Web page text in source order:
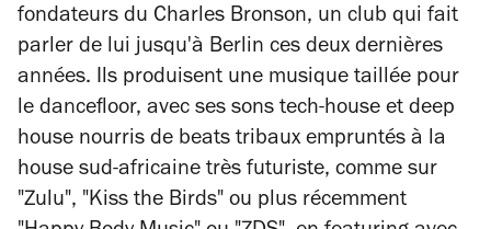
fondateurs du Charles Bronson, un club qui fait
parler de lui jusqu'à Berlin ces deux dernières
années. Ils produisent une musique taillée pour
le dancefloor, avec ses sons tech-house et deep
house nourris de beats tribaux empruntés à la
house sud-africaine très futuriste, comme sur
"Zulu", "Kiss the Birds" ou plus récemment